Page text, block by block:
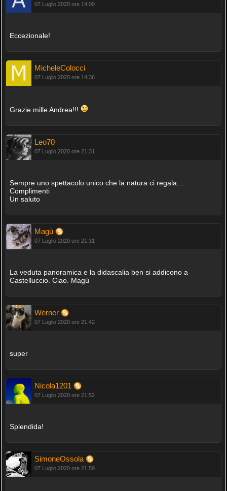
07 Luglio 2020 ore 14:00
Eccezionale!
MicheleColocci
07 Luglio 2020 ore 14:36
Grazie mille Andrea!!!
Leo70
07 Luglio 2020 ore 21:31
Sempre uno spettacolo unico che la natura ci regala....
Complimenti
Un saluto
Magù
07 Luglio 2020 ore 21:31
La veduta panoramica e la didascalia ben si addicono a
Castelluccio. Ciao. Magú
Werner
07 Luglio 2020 ore 21:42
super
Nicola1201
07 Luglio 2020 ore 21:52
Splendida!
SimoneOssola
07 Luglio 2020 ore 21:59